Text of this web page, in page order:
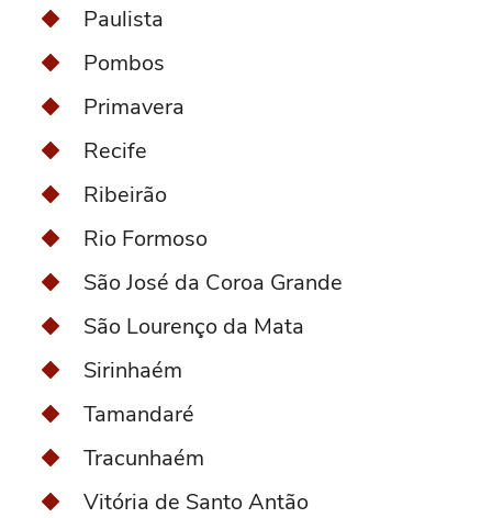
Paulista
Pombos
Primavera
Recife
Ribeirão
Rio Formoso
São José da Coroa Grande
São Lourenço da Mata
Sirinhaém
Tamandaré
Tracunhaém
Vitória de Santo Antão